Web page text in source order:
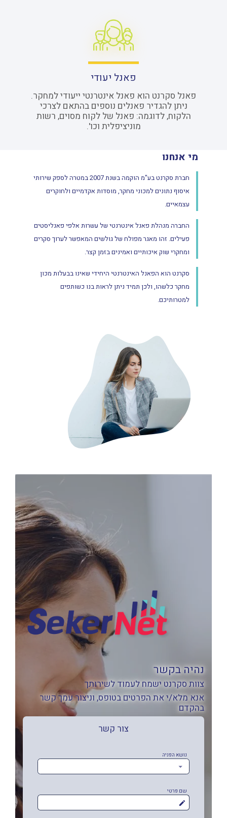
פאנל יעודי
פאנל סקרנט הוא פאנל אינטרנטי ייעודי למחקר.
ניתן להגדיר פאנלים נוספים בהתאם לצרכי
הלקוח, לדוגמה: פאנל של לקוח מסוים, רשות
מוניציפלית וכו'.
מי אנחנו
חברת סקרנט בע"מ הוקמה בשנת 2007 במטרה לספק שירותי
איסוף נתונים למכוני מחקר, מוסדות אקדמיים ולחוקרים
עצמאיים.
החברה מנהלת פאנל אינטרנטי של עשרות אלפי פאנליסטים
פעילים. זהו מאגר מפולח של גולשים המאפשר לערוך סקרים
ומחקרי שוק איכותיים ואמינים בזמן קצר.
סקרנט הוא הפאנל האינטרנטי היחידי שאינו בבעלות מכון
מחקר כלשהו, ולכן תמיד ניתן לראות בנו כשותפים
למטרותיכם.
צור קשר
נושא הפניה
שם פרטי
mode_edit
נהיה בקשר
צוות סקרנט ישמח לעמוד לשירותך
אנא מלא/י את הפרטים בטופס, וניצור עמך קשר
בהקדם